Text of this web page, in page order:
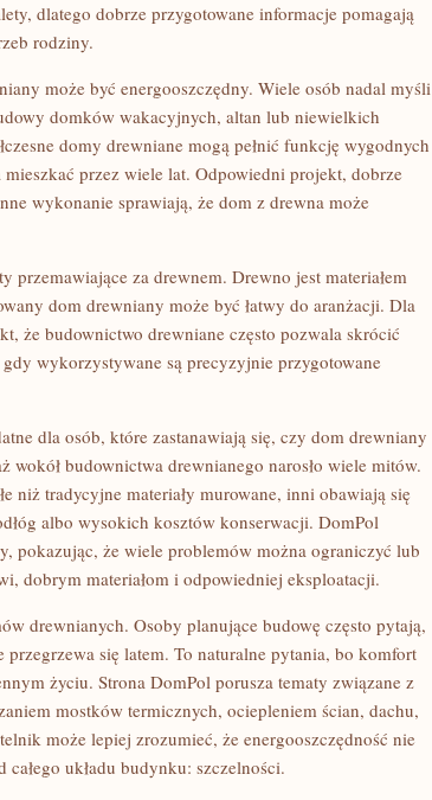
dlatego dobrze przygotowane informacje pomagają
rodziny.
może być energooszczędny. Wiele osób nadal myśli
domków wakacyjnych, altan lub niewielkich
domy drewniane mogą pełnić funkcję wygodnych
przez wiele lat. Odpowiedni projekt, dobrze
wykonanie sprawiają, że dom z drewna może
przemawiające za drewnem. Drewno jest materiałem
dom drewniany może być łatwy do aranżacji. Dla
że budownictwo drewniane często pozwala skrócić
wykorzystywane są precyzyjnie przygotowane
dla osób, które zastanawiają się, czy dom drewniany
wokół budownictwa drewnianego narosło wiele mitów.
niż tradycyjne materiały murowane, inni obawiają się
albo wysokich kosztów konserwacji. DomPol
pokazując, że wiele problemów można ograniczyć lub
dobrym materiałom i odpowiedniej eksploatacji.
drewnianych. Osoby planujące budowę często pytają,
się latem. To naturalne pytania, bo komfort
życiu. Strona DomPol porusza tematy związane z
mostków termicznych, ociepleniem ścian, dachu,
może lepiej zrozumieć, że energooszczędność nie
układu budynku: szczelności.